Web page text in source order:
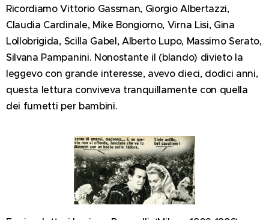
Ricordiamo Vittorio Gassman, Giorgio Albertazzi,
Claudia Cardinale, Mike Bongiorno, Virna Lisi, Gina
Lollobrigida, Scilla Gabel, Alberto Lupo, Massimo Serato,
Silvana Pampanini. Nonostante il (blando) divieto la
leggevo con grande interesse, avevo dieci, dodici anni,
questa lettura conviveva tranquillamente con quella
dei fumetti per bambini.